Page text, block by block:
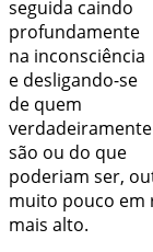
seguida caindo
profundamente
na inconsciência
e desligando-se
de quem
verdadeiramente
são ou do que
poderiam ser,
muito pouco em
mais alto.